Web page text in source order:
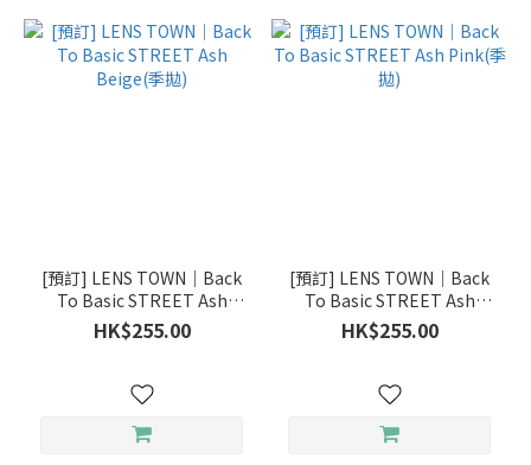
[預訂] LENS TOWN｜Back
To Basic STREET Ash
Beige(季拋)
HK$255.00
[預訂] LENS TOWN｜Back
To Basic STREET Ash
Pink(季拋)
HK$255.00